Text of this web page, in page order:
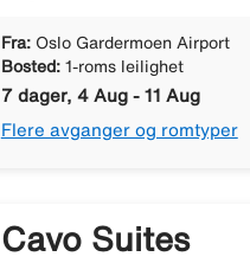
Fra: Oslo Gardermoen Airport
Bosted: 1-roms leilighet
7 dager, 4 Aug - 11 Aug
Flere avganger og romtyper
Cavo Suites